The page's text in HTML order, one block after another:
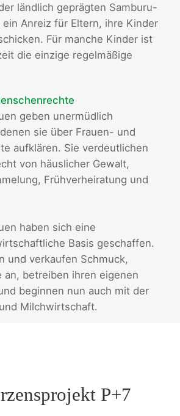
ländlich geprägten Samburu-
Anreiz für Eltern, ihre Kinder
Für manche Kinder ist
die einzige regelmäßige
geben unermüdlich
sie über Frauen- und
aufklären. Sie verdeutlichen
von häuslicher Gewalt,
Frühverheiratung und
haben sich eine
Basis geschaffen.
und verkaufen Schmuck,
an, betreiben ihren eigenen
beginnen nun auch mit der
Milchwirtschaft.
P+7